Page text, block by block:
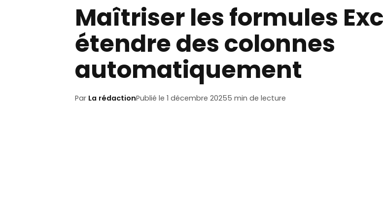
Maîtriser les formules
étendre des colonnes
automatiquement
Par La rédactionPublié le 1 décembre 20255 min de lecture